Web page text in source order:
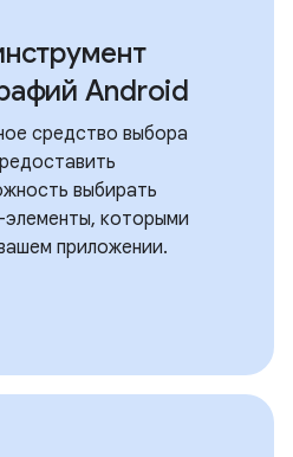
Android
средство выбора
выбирать
которыми
приложении.